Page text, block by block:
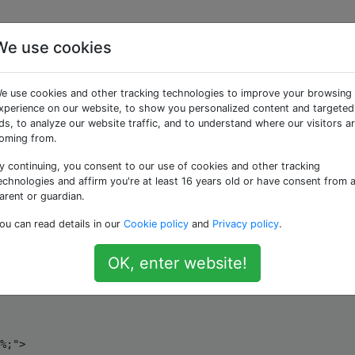
die maximale
XHTML 1.0 Transitional//EN" "http://www.w3.org/
1999/xhtml" >
"text/html; charset=windows-1251"
>
use cookies
use cookies and other tracking technologies to improve your browsing
on our website, to show you personalized content and targeted
to analyze our website traffic, and to understand where our visitors
from.
continuing, you consent to our use of cookies and other tracking
and affirm you're at least 16 years old or have consent from a
or guardian.
can read details in our Cookie policy and Privacy policy.
OK, enter website!